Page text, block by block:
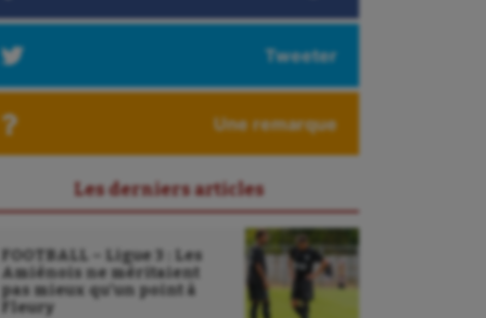
Tweeter
Une remarque
Les derniers articles
FOOTBALL – Ligue 3 : Les
Amiénois ne méritaient
pas mieux qu’un point à
Fleury